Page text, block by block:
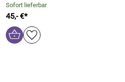
Sofort lieferbar
45,- €*